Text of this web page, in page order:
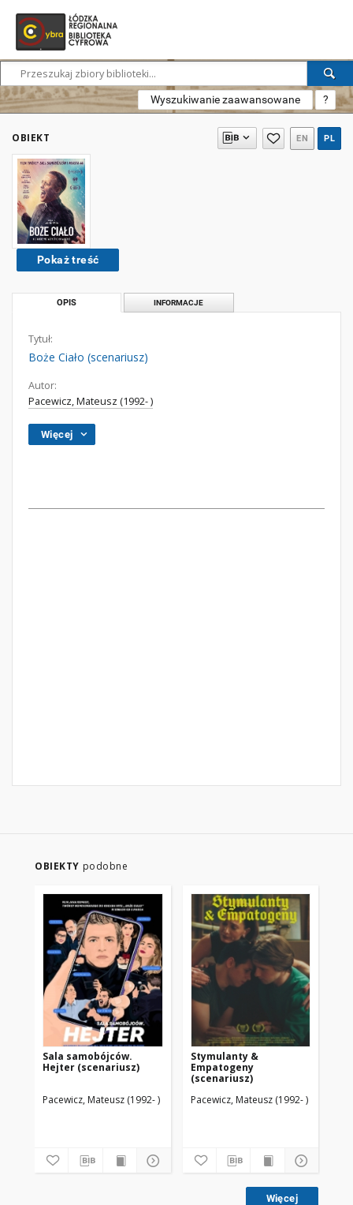
Wyszukiwanie zaawansowane ?
OBIEKT EN PL
Pokaż treść
OPIS INFORMACJE
Tytuł:
Boże Ciało (scenariusz)
Autor:
Pacewicz, Mateusz (1992- )
Więcej
OBIEKTY podobne
Sala samobójców.
Hejter (scenariusz)
Pacewicz, Mateusz (1992- )
Stymulanty &
Empatogeny
(scenariusz)
Pacewicz, Mateusz (1992- )
Więcej